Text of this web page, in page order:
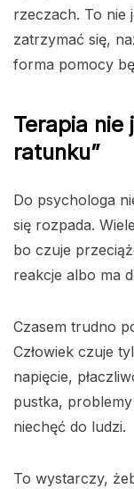
rzeczach. To nie
zatrzymać się,
forma pomocy
Terapia nie
ratunku”
Do psychologa
się rozpada.
bo czuje
reakcje albo ma
Czasem trudno
Człowiek czuje
napięcie,
pustka,
niechęć do ludzi.
To wystarczy,